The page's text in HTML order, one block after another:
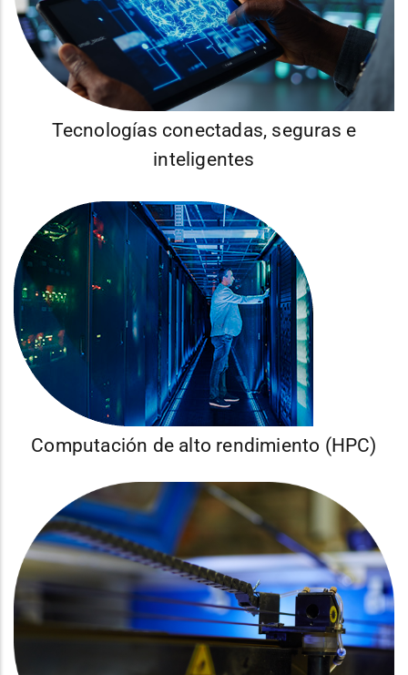
Tecnologías conectadas, seguras e
inteligentes
Computación de alto rendimiento (HPC)